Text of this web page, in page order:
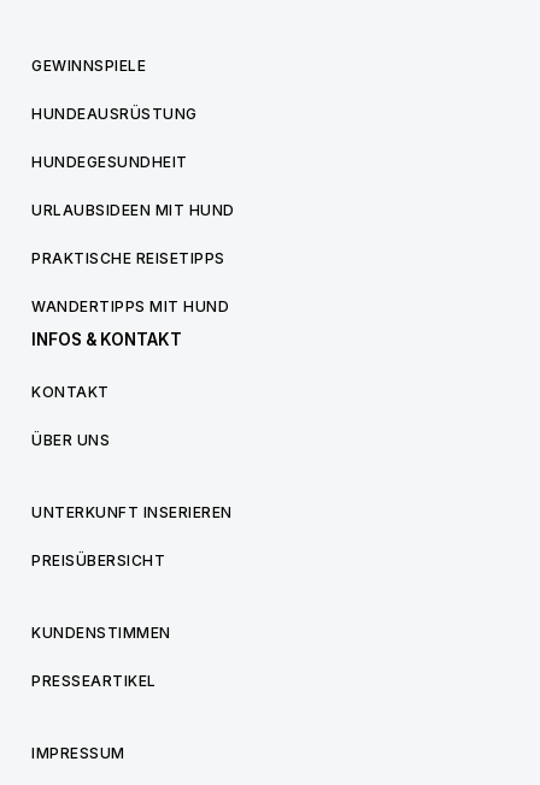
GEWINNSPIELE
HUNDEAUSRÜSTUNG
HUNDEGESUNDHEIT
URLAUBSIDEEN MIT HUND
PRAKTISCHE REISETIPPS
WANDERTIPPS MIT HUND
INFOS & KONTAKT
KONTAKT
ÜBER UNS
UNTERKUNFT INSERIEREN
PREISÜBERSICHT
KUNDENSTIMMEN
PRESSEARTIKEL
IMPRESSUM